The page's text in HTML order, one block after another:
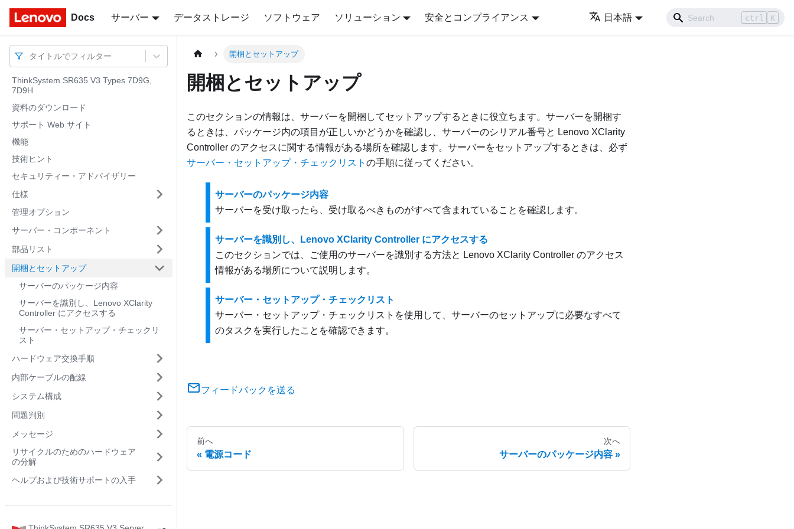
Docs サーバー データストレージ ソフトウェア ソリューション 安全とコンプライアンス 日本語 ctrl K
Docs
タイトルでフィルター
ThinkSystem SR635 V3 Types 7D9G,
7D9H
資料のダウンロード
サポート Web サイト
機能
技術ヒント
セキュリティー・アドバイザリー
仕様
管理オプション
サーバー・コンポーネント
部品リスト
開梱とセットアップ
サーバーのパッケージ内容
サーバーを識別し、Lenovo XClarity
Controller にアクセスする
サーバー・セットアップ・チェックリ
スト
ハードウェア交換手順
内部ケーブルの配線
システム構成
問題判別
メッセージ
リサイクルのためのハードウェア
の分解
ヘルプおよび技術サポートの入手
開梱とセットアップ
開梱とセットアップ
このセクションの情報は、サーバーを開梱してセットアップするときに役立ちます。サーバーを開梱す
るときは、パッケージ内の項目が正しいかどうかを確認し、サーバーのシリアル番号と Lenovo XClarity
Controller のアクセスに関する情報がある場所を確認します。サーバーをセットアップするときは、必ず
サーバー・セットアップ・チェックリスト の手順に従ってください。
サーバーのパッケージ内容
サーバーを受け取ったら、受け取るべきものがすべて含まれていることを確認します。
サーバーを識別し、Lenovo XClarity Controller にアクセスする
このセクションでは、ご使用のサーバーを識別する方法と Lenovo XClarity Controller のアクセス
情報がある場所について説明します。
サーバー・セットアップ・チェックリスト
サーバー・セットアップ・チェックリストを使用して、サーバーのセットアップに必要なすべて
のタスクを実行したことを確認できます。
フィードバックを送る
前へ
電源コード
次へ
サーバーのパッケージ内容